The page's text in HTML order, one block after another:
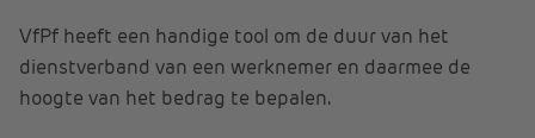
VfPf heeft een handige tool om de duur van het
dienstverband van een werknemer en daarmee de
hoogte van het bedrag te bepalen.